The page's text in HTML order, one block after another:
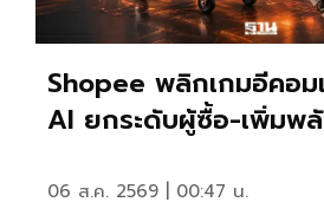
Shopee พลิกเกมอีคอ
AI ยกระดับผู้ซื้อ-เพิ่มพ
06 ส.ค. 2569 | 00:47 น.